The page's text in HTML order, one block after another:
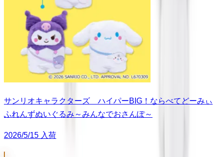
サンリオキャラクターズ ハイパーBIG！ならべてどーみぃ
ふれんずぬいぐるみ～みんなでおさんぽ～
2026/5/15 入荷